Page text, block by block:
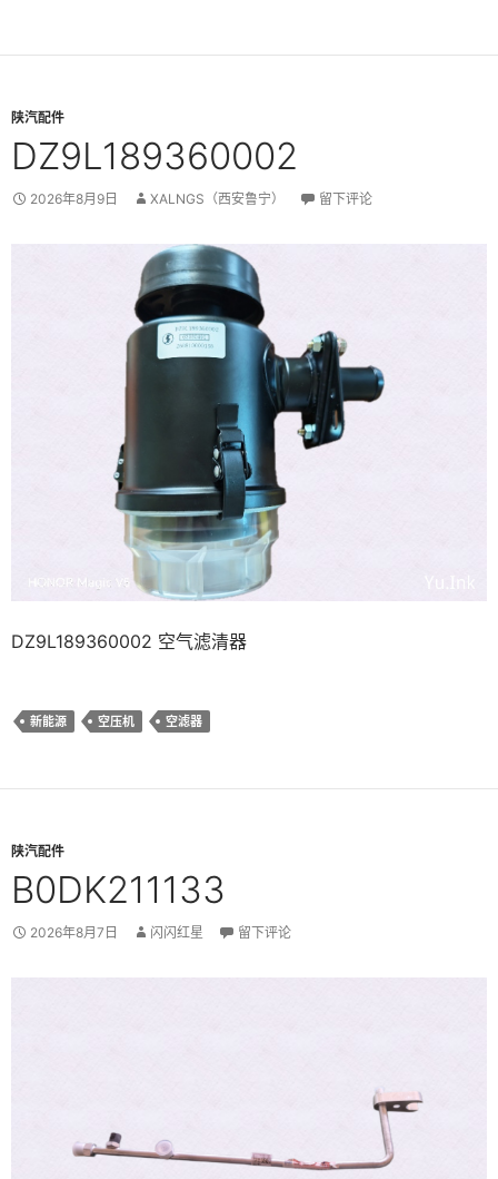
陕汽配件
DZ9L189360002
2026年8月9日 XALNGS（西安鲁宁） 留下评论
DZ9L189360002 空气滤清器
新能源 空压机 空滤器
陕汽配件
B0DK211133
2026年8月7日 闪闪红星 留下评论